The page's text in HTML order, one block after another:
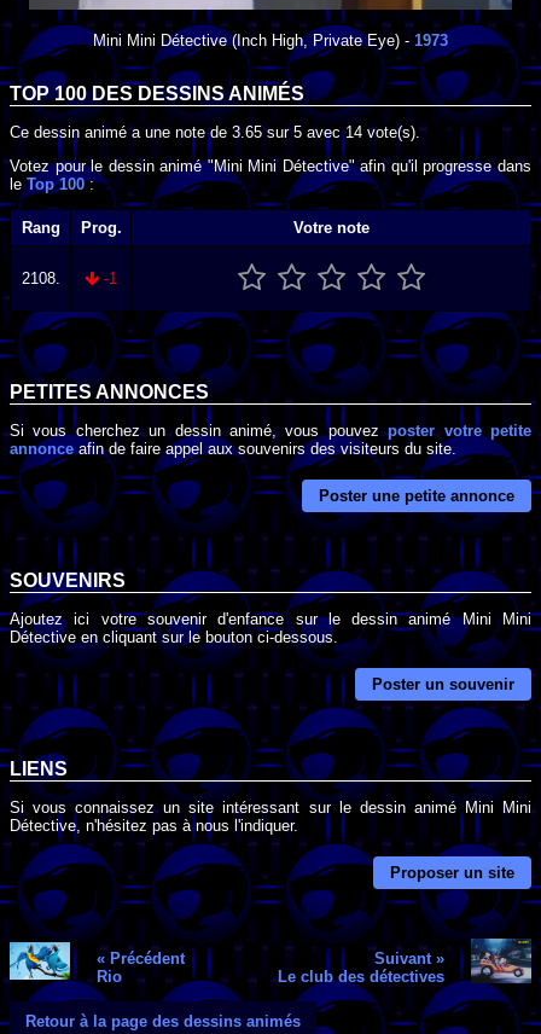
Mini Mini Détective (Inch High, Private Eye) - 1973
TOP 100 DES DESSINS ANIMÉS
Ce dessin animé a une note de 3.65sur5 avec14 vote(s).
Votez pour le dessin animé "Mini Mini Détective" afin qu'il progresse dans
leTop 100:
Rang Prog. Votre note
2108. -1
PETITES ANNONCES
Si vous cherchez un dessin animé, vous pouvezposter votre petite
annonce afin de faire appel aux souvenirs des visiteurs du site.
Poster une petite annonce
SOUVENIRS
Ajoutez ici votre souvenir d'enfance sur le dessin animé Mini Mini
Détective en cliquant sur le bouton ci-dessous.
Poster un souvenir
LIENS
Si vous connaissez un site intéressant sur le dessin animé Mini Mini
Détective, n'hésitez pas à nous l'indiquer.
Proposer un site
« Précédent
Rio
Suivant »
Le club des détectives
Retour à la page des dessins animés